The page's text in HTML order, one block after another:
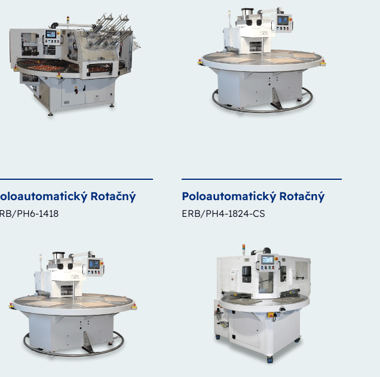
Rotačný
PH6-1418
Poloautomatický Rotačný
ERB/PH4-1824-CS